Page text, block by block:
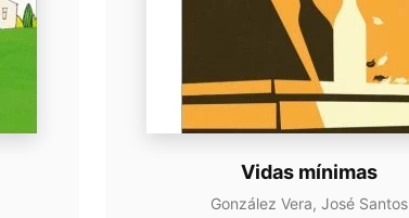
Vidas mínimas
González Vera, José Santos